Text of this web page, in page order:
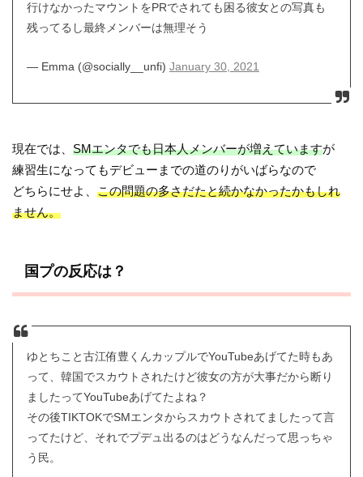
行けなかったマウントをPRでされても困る彼女との写真も
残ってるし最終メンバーは無理そう
— Emma (@socially__unfi) January 30, 2021
現在では、SMエンタでも日本人メンバーが増えていますが
練習生になってもデビューまでの道のりがいばらなので
どちらにせよ、この問題の多さだたと続かなかったかもしれ
ません。
国プの反応は？
ゆとちこと古江侑豊くんカップルでYouTubeあげてた時もあ
って、韓国でスカウトされたけど彼女の方が大事だから断り
ましたってYouTubeあげてたよね？
その後TIKTOKでSMエンタからスカウトされてましたって言
ってたけど、それでプデュ出るのはどうなんだって思っちゃ
う民。